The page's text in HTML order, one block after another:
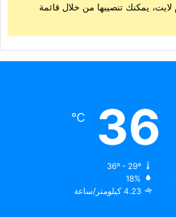
يمكنك تنصيبها من خلال قائمة
36
℃
36º - 29º
18%
4.23 كيلومتر/ساعة